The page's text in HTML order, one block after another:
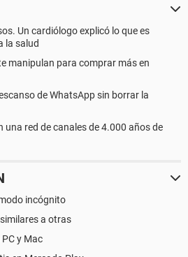
Un cardiólogo explicó lo que es
la salud
manipulan para comprar más en
de WhatsApp sin borrar la
una red de canales de 4.000 años de
incógnito
a otras
y Mac